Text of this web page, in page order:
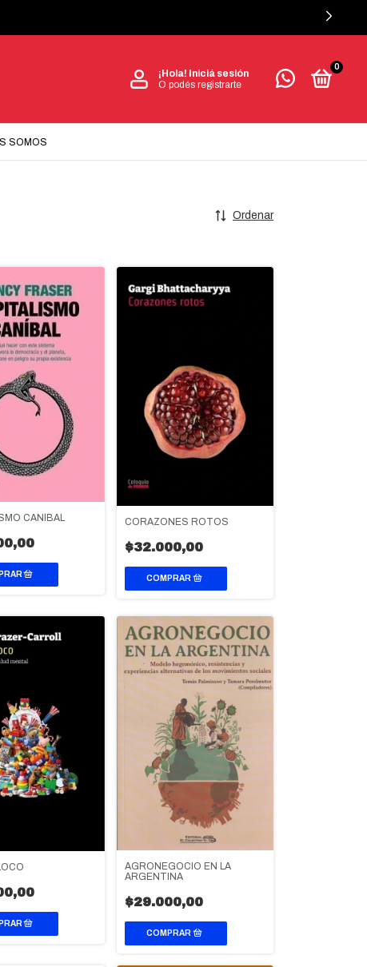
¡Hola! Iniciá sesión
O podés registrarte
0
SOMOS
Ordenar
CANÍBAL CORAZONES ROTOS
$32.000,00
AGRONEGOCIO EN LA
ARGENTINA
$29.000,00